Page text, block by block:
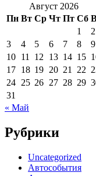
Август 2026
Пн Вт Ср Чт Пт Сб
1
2
3
4 5 6 7 8
9
10 11 12 13 14 15
17 18 19 20 21 22
24 25 26 27 28 29
31
« Май
Рубрики
Uncategorized
Автособытия